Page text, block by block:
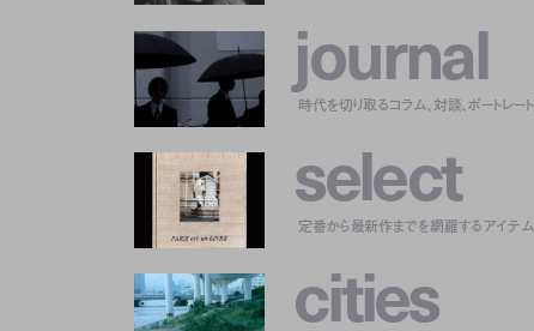
journal
時代を切り取るコラム、対談、ポートレー
select
定番から最新作までを網羅するアイテ
cities